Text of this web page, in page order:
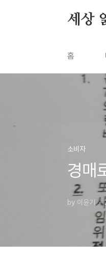
세상
홈
소비자
경매
by 이윤기